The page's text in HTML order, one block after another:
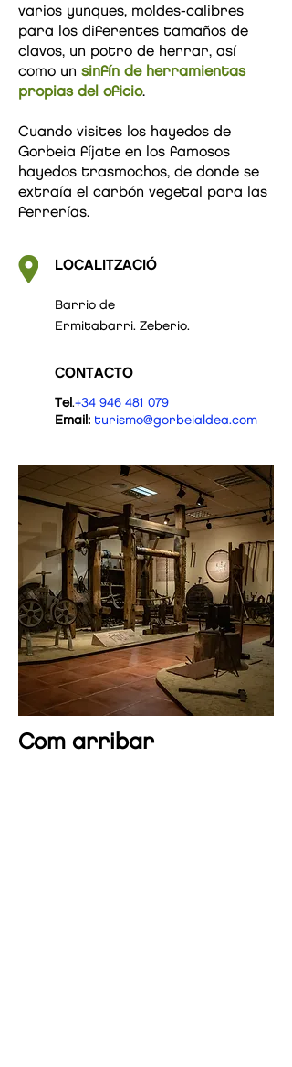
varios yunques, moldes-calibres
para los diferentes tamaños de
clavos, un potro de herrar, así
como un sinfín de herramientas
propias del oficio.
Cuando visites los hayedos de
Gorbeia fíjate en los famosos
hayedos trasmochos, de donde se
extraía el carbón vegetal para las
ferrerías.
LOCALITZACIÓ
Barrio de
Ermitabarri. Zeberio.
CONTACTO
Tel.+34 946 481 079
Email: turismo@gorbeialdea.com
Com arribar